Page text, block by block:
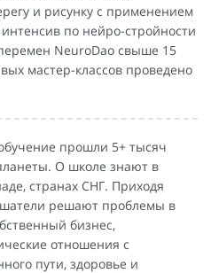
и рисунку с применением
по нейро-стройности
NeuroDao свыше 15
мастер-классов проведено
прошли 5+ тысяч
О школе знают в
странах СНГ. Приходя
решают проблемы в
бизнес,
отношения с
пути, здоровье и